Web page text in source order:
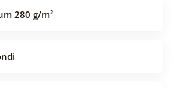
280 g/m²